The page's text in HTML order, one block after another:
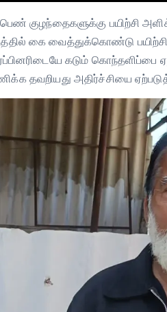
குழந்தைகளுக்கு பயிற்சி
கை வைத்துக்கொண்டு
கடும்
தவறியது அதிர்ச்சியை